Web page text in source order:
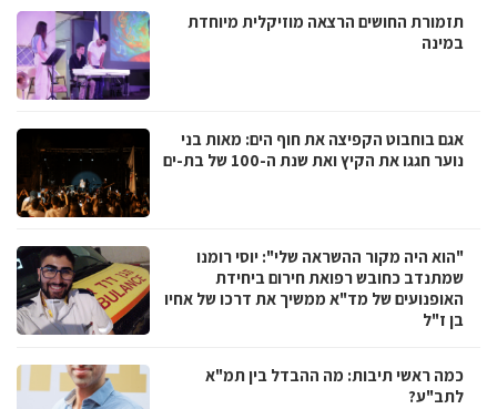
תזמורת החושים הרצאה מוזיקלית מיוחדת
במינה
אגם בוחבוט הקפיצה את חוף הים: מאות בני
נוער חגגו את הקיץ ואת שנת ה-100 של בת-ים
"הוא היה מקור ההשראה שלי": יוסי רומנו
שמתנדב כחובש רפואת חירום ביחידת
האופנועים של מד"א ממשיך את דרכו של אחיו
בן ז"ל
כמה ראשי תיבות: מה ההבדל בין תמ"א
לתב"ע?